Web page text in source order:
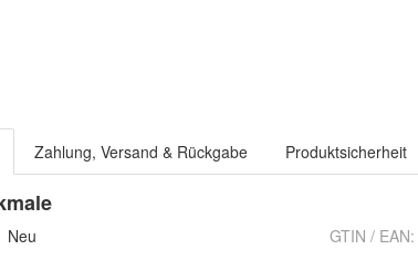
Zahlung, Versand & Rückgabe Produktsicherheit
Neu GTIN / EAN: